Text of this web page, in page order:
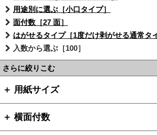
用途別に選ぶ［小口タイプ］
面付数［27 面］
はがせるタイプ［1度だけ剥がせる通常タ
入数から選ぶ［100］
さらに絞りこむ
＋ 用紙サイズ
＋ 横面付数